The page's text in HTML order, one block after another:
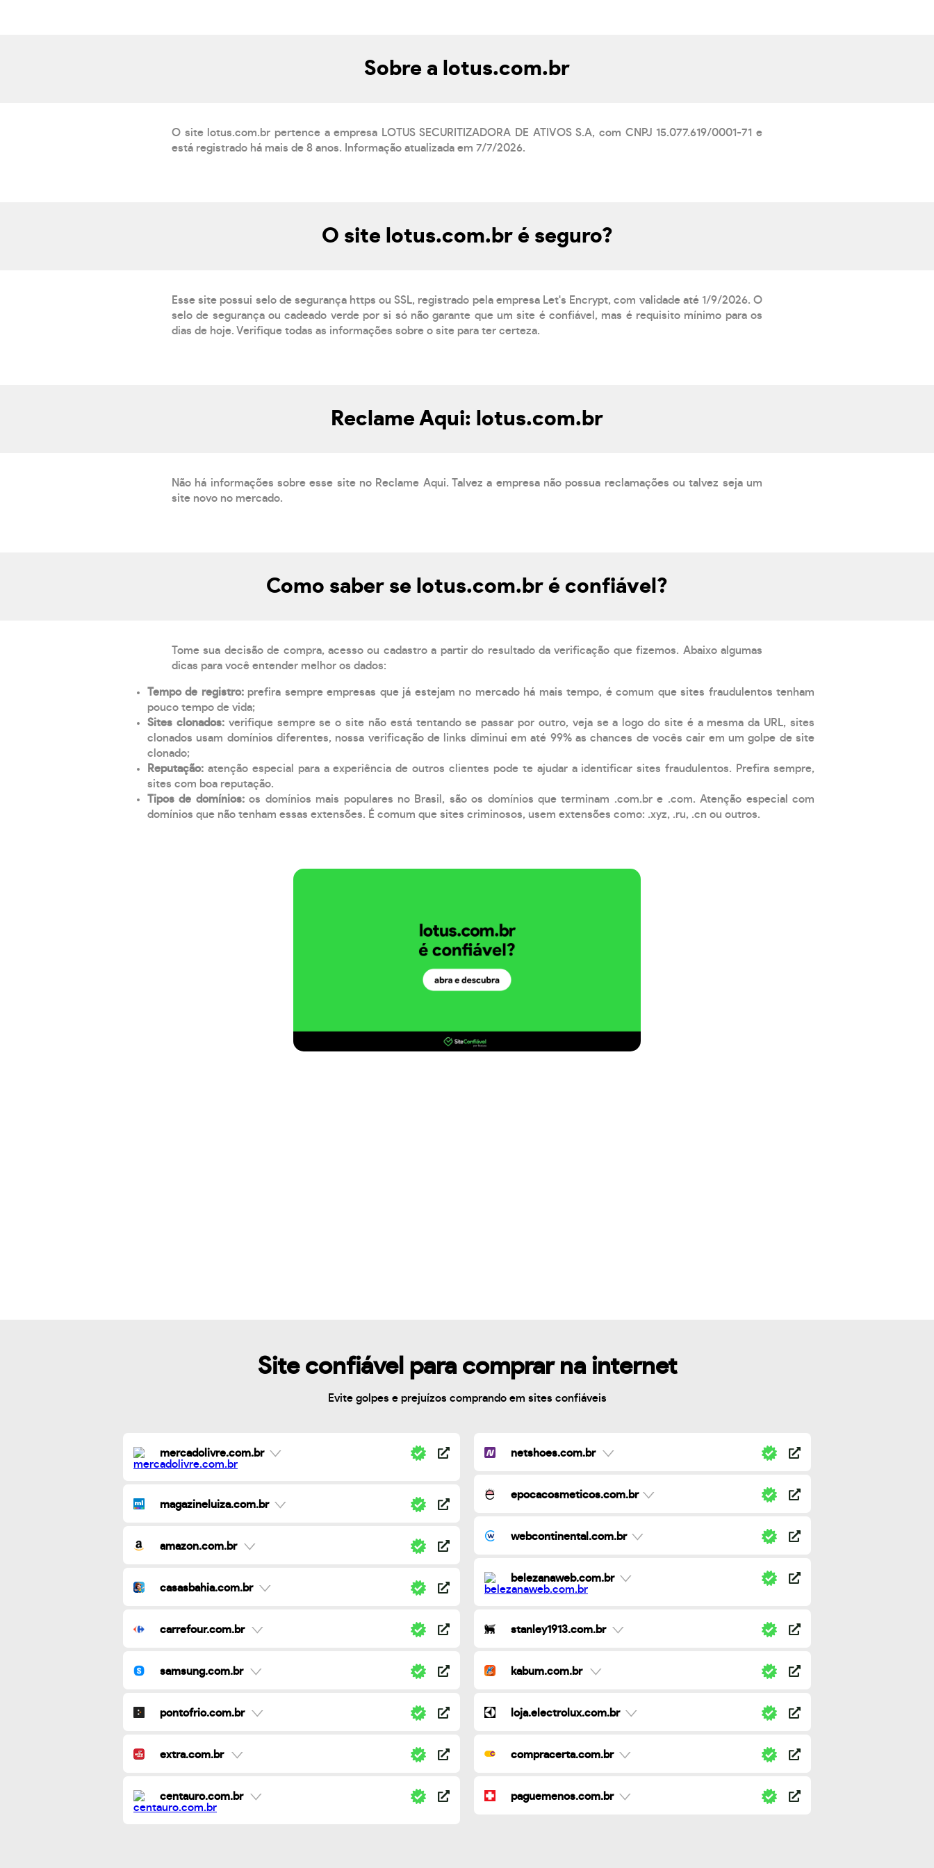
Sobre a lotus.com.br
O site lotus.com.br pertence a empresa LOTUS SECURITIZADORA DE ATIVOS S.A, com CNPJ 15.077.619/0001-71 e
está registrado há mais de 8 anos. Informação atualizada em 7/7/2026.
O site lotus.com.br é seguro?
Esse site possui selo de segurança https ou SSL, registrado pela empresa Let's Encrypt, com validade até 1/9/2026. O
selo de segurança ou cadeado verde por si só não garante que um site é confiável, mas é requisito mínimo para os
dias de hoje. Verifique todas as informações sobre o site para ter certeza.
Reclame Aqui: lotus.com.br
Não há informações sobre esse site no Reclame Aqui. Talvez a empresa não possua reclamações ou talvez seja um
site novo no mercado.
Como saber se lotus.com.br é confiável?
Tome sua decisão de compra, acesso ou cadastro a partir do resultado da verificação que fizemos. Abaixo algumas
dicas para você entender melhor os dados:
Tempo de registro: prefira sempre empresas que já estejam no mercado há mais tempo, é comum que sites fraudulentos tenham
pouco tempo de vida;
Sites clonados: verifique sempre se o site não está tentando se passar por outro, veja se a logo do site é a mesma da URL, sites
clonados usam domínios diferentes, nossa verificação de links diminui em até 99% as chances de vocês cair em um golpe de site
clonado;
Reputação: atenção especial para a experiência de outros clientes pode te ajudar a identificar sites fraudulentos. Prefira sempre,
sites com boa reputação.
Tipos de domínios:os domínios mais populares no Brasil, são os domínios que terminam .com.br e .com. Atenção especial com
domínios que não tenham essas extensões. É comum que sites criminosos, usem extensões como: .xyz, .ru, .cn ou outros.
Site confiável para comprar na internet
Evite golpes e prejuízos comprando em sites confiáveis
mercadolivre.com.br
magazineluiza.com.br
amazon.com.br
casasbahia.com.br
carrefour.com.br
samsung.com.br
pontofrio.com.br
extra.com.br
centauro.com.br
netshoes.com.br
epocacosmeticos.com.br
webcontinental.com.br
belezanaweb.com.br
stanley1913.com.br
kabum.com.br
loja.electrolux.com.br
compracerta.com.br
paguemenos.com.br